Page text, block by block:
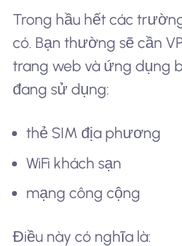
Trong hầu hết các
có. Bạn thường sẽ cần
trang web và ứng dụng
đang sử dụng:
thẻ SIM địa phương
WiFi khách sạn
mạng công cộng
Điều này có nghĩa là: